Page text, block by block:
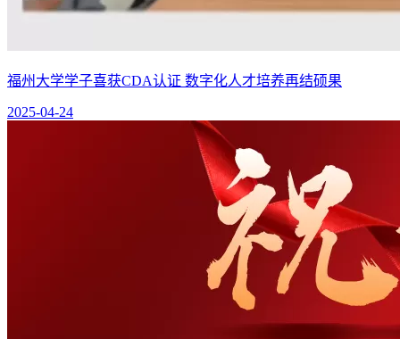
福州大学学子喜获CDA认证 数字化人才培养再结硕果
2025-04-24